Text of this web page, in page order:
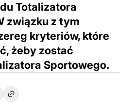
Totalizatora
związku z tym
kryteriów, które
żeby zostać
Sportowego.